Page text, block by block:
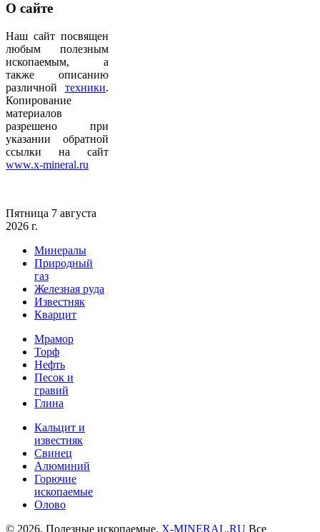
О сайте
Наш сайт посвящен
любым полезным
ископаемым, а
также описанию
различной техники.
Копирование
материалов
разрешено при
указании обратной
ссылки на сайт
www.x-mineral.ru
Пятница 7 августа
2026 г.
Минералы
Природный
газ
Железная руда
Известняк
Кварцит
Мрамор
Торф
Нефть
Песок и
гравий
Глина
Кальцит и
известняк
Свинец
Алюминий
Горючие
ископаемые
Олово
© 2026. Полезные ископаемые. X-MINERAL.RU Все